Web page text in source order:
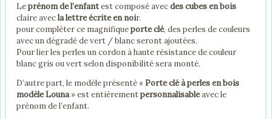
Leprénom de l’enfantest composé avecdes cubes en bois
claire avecla lettre écrite en noir.
pour compléter ce magnifiqueporte clé, des perles de couleurs
avec un dégradé de vert / blanc seront ajoutées.
Pour lier les perles un cordon à haute résistance de couleur
blanc gris ou vert selon disponibilité sera monté.
D’autre part, le modèle présenté « Porte clé à perles en bois
modèle Louna» est entièrementpersonnalisableavec le
prénom de l’enfant.